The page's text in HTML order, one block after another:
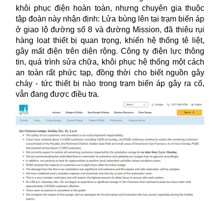
khôi phụcđiện hoàn toàn, nhưng chuyên gia thuộc
tập đoàn này nhận định: Lửa bùng lên tại trạm biến áp
ở giao lộ đường số 8 và đường Mission, đã thiêu rụi
hàng loạt thiết bị quan trọng, khiến hệ thống tê liệt,
gây mất điện trên diện rộng. Công ty điện lực thông
tin, quá trình sửa chữa, khôi phục hệ thống một cách
an toàn rất phức tạp, đồng thời cho biết nguồn gây
cháy - tức thiết bị nào trong trạm biến áp gây ra cố,
vẫn đang được điều tra.